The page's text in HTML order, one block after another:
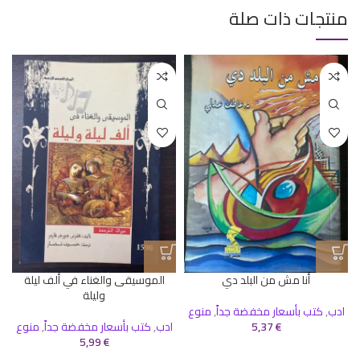
منتجات ذات صلة
أنا مش من البلد دي
ادب,كتب بأسعار مخفضة جداً,منوع
5,37€
الموسيقى والغناء في ألف ليلة
وليلة
ادب,كتب بأسعار مخفضة جداً,منوع
5,99€